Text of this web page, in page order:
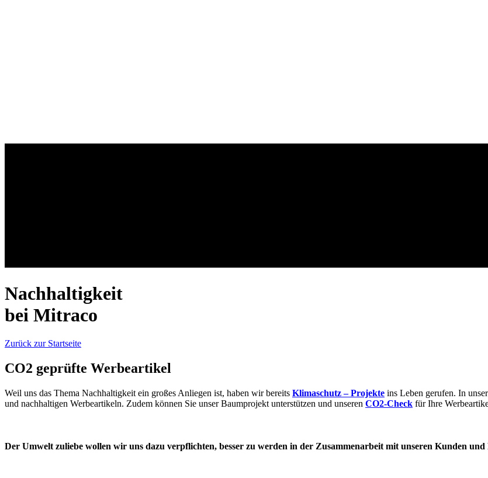
Nachhaltigkeit
bei Mitraco
Zurück zur Startseite
CO2 geprüfte Werbeartikel
Weil uns das Thema Nachhaltigkeit ein großes Anliegen ist, haben wir bereits Klimaschutz – Projekte ins Leben gerufen. In
und nachhaltigen Werbeartikeln. Zudem können Sie unser Baumprojekt unterstützen und unseren CO2-Check für Ihre
Der Umwelt zuliebe wollen wir uns dazu verpflichten, besser zu werden in der Zusammenarbeit mit unseren Kunden